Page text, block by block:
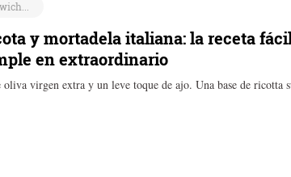
y mortadela italiana: la receta
en extraordinario
oliva virgen extra y un leve toque de ajo. Una base de ricotta